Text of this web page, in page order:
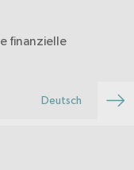
finanzielle
Deutsch